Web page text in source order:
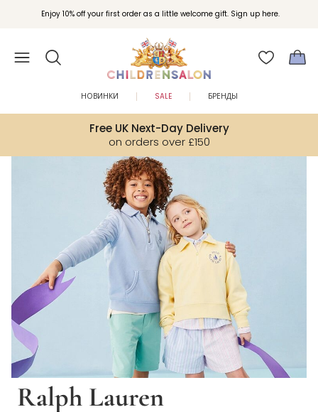
Enjoy 10% off your first order as a little welcome gift. Sign up here.
Вступайте в клуб Бонусы Childrensalon для эксклюзивных привилегий при
покупках.
Free UK Next-Day Delivery
on orders over £150
НОВИНКИ SALE БРЕНДЫ
Ralph Lauren